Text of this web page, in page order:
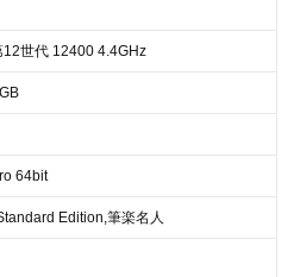
12世代 12400 4.4GHz
64bit
Edition,筆楽名人